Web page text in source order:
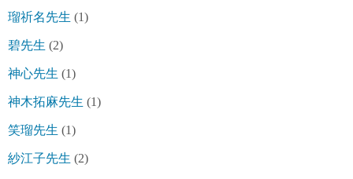
瑠祈名先生 (1)
碧先生 (2)
神心先生 (1)
神木拓麻先生 (1)
笑瑠先生 (1)
紗江子先生 (2)